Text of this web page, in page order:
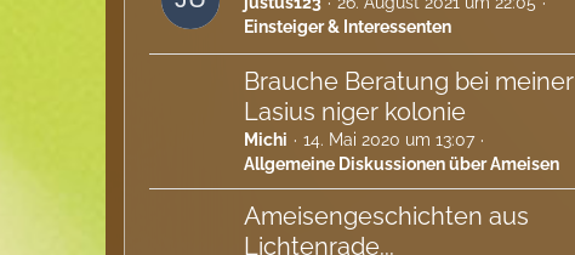
Einsteiger & Interessenten
Brauche Beratung bei meiner
Lasius niger kolonie
Michi
14. Mai 2020 um 13:07
Allgemeine Diskussionen über Ameisen
Ameisengeschichten aus
Lichtenrade...